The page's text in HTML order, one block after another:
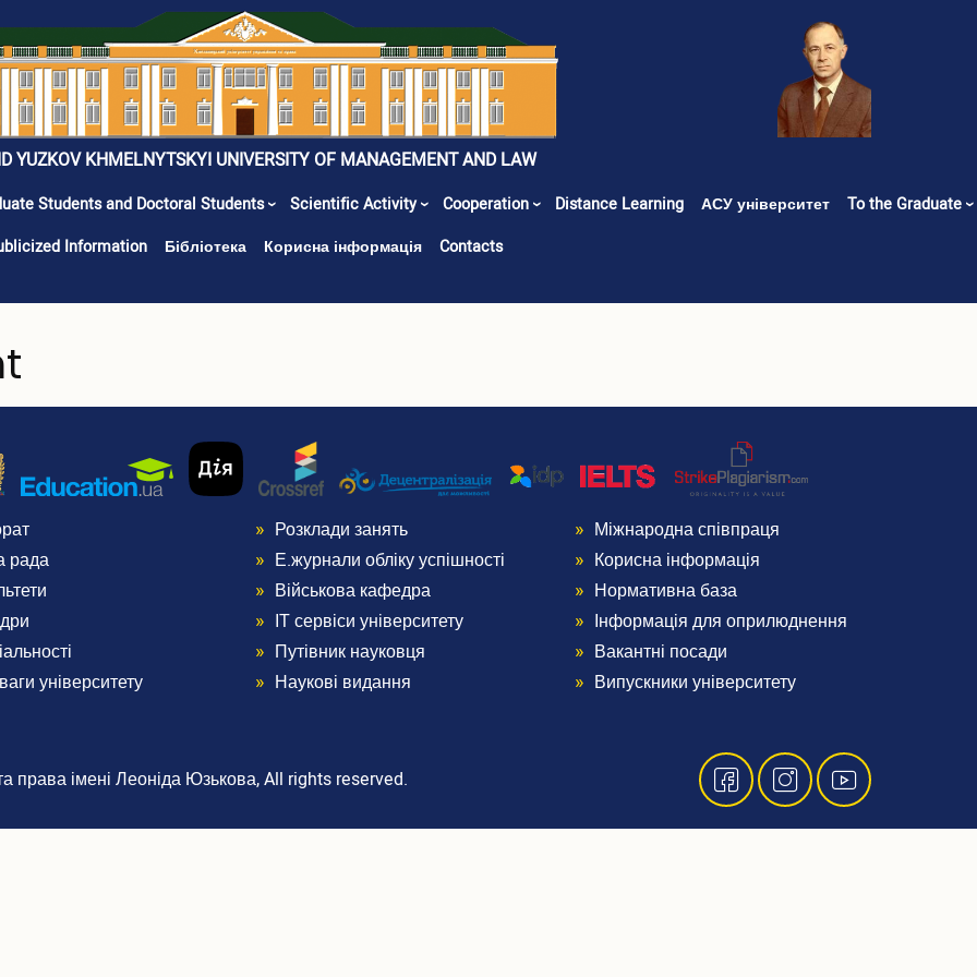
YUZKOV KHMELNYTSKYI UNIVERSITY OF MANAGEMENT AND LAW
Students and Doctoral Students Scientific Activity Cooperation Distance Learning АСУ університет
To the Graduate
Information
Бібліотека Корисна інформація Contacts
рада
університету
Menu
Footer
3
Розклади занять
Е.журнали обліку успішності
Військова кафедра
ІТ сервіси університету
Путівник науковця
Наукові видання
Menu
Footer
4
Міжнародна співпраця
Корисна інформація
Нормативна база
Інформація для оприлюднення
Вакантні посади
Випускники університету
права імені Леоніда Юзькова, All rights reserved.